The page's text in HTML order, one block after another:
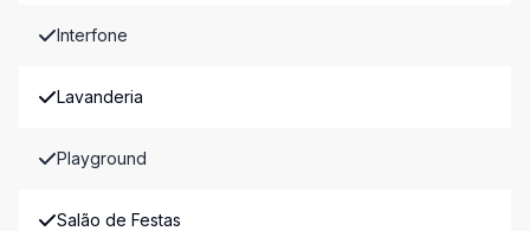
Interfone
Lavanderia
Playground
Salão de Festas